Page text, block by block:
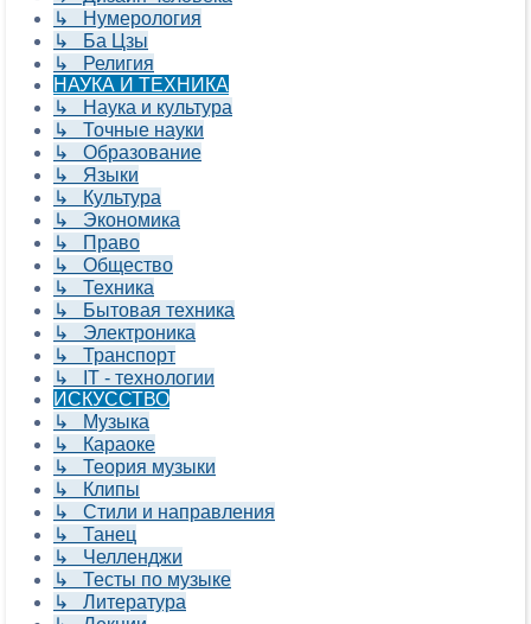
↳ Нумерология
↳ Ба Цзы
↳ Религия
НАУКА И ТЕХНИКА
↳ Наука и культура
↳ Точные науки
↳ Образование
↳ Языки
↳ Культура
↳ Экономика
↳ Право
↳ Общество
↳ Техника
↳ Бытовая техника
↳ Электроника
↳ Транспорт
↳ IT - технологии
ИСКУССТВО
↳ Музыка
↳ Караоке
↳ Теория музыки
↳ Клипы
↳ Стили и направления
↳ Танец
↳ Челленджи
↳ Тесты по музыке
↳ Литература